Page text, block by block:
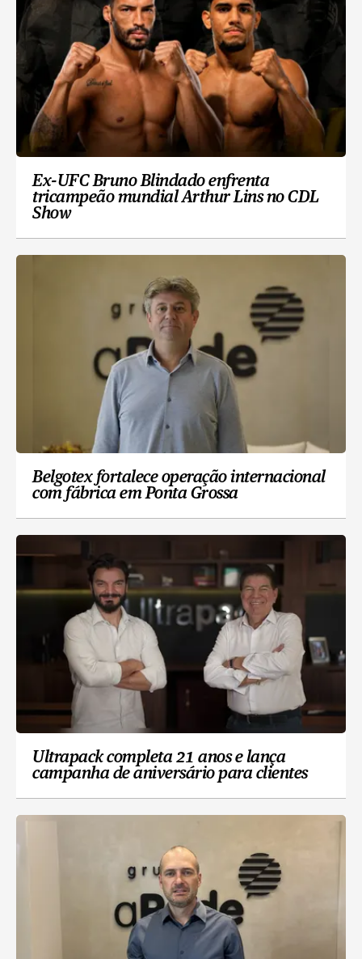
Ex-UFC Bruno Blindado enfrenta
tricampeão mundial Arthur Lins no CDL
Show
Belgotex fortalece operação internacional
com fábrica em Ponta Grossa
Ultrapack completa 21 anos e lança
campanha de aniversário para clientes